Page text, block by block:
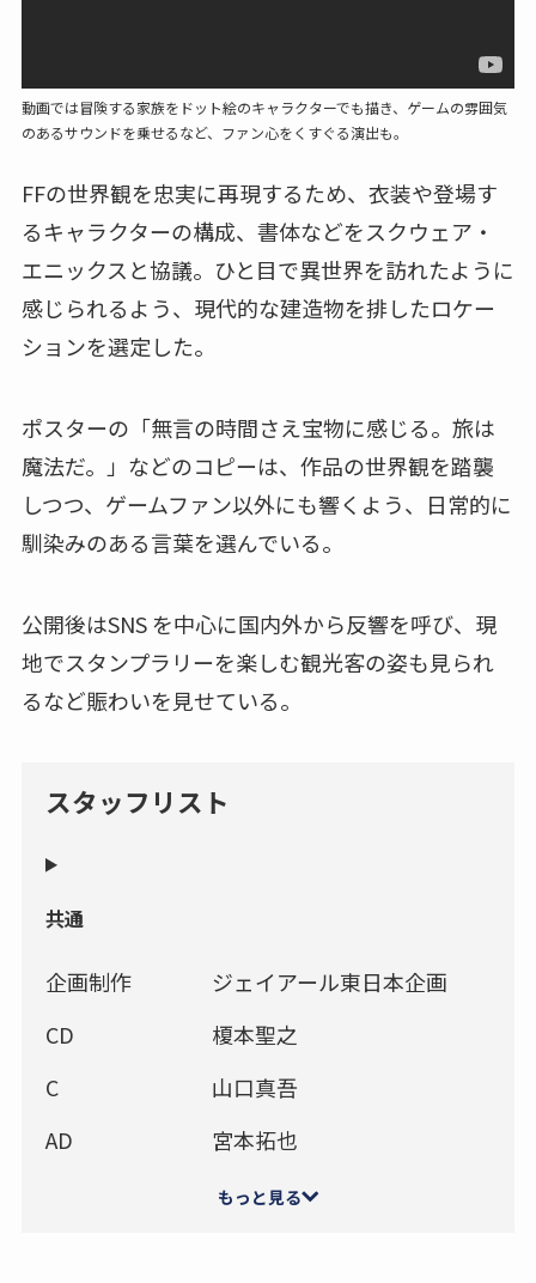
動画では冒険する家族をドット絵のキャラクターでも描き、ゲームの雰囲気
のあるサウンドを乗せるなど、ファン心をくすぐる演出も。
FFの世界観を忠実に再現するため、衣装や登場す
るキャラクターの構成、書体などをスクウェア・
エニックスと協議。ひと目で異世界を訪れたように
感じられるよう、現代的な建造物を排したロケー
ションを選定した。
ポスターの「無言の時間さえ宝物に感じる。旅は
魔法だ。」などのコピーは、作品の世界観を踏襲
しつつ、ゲームファン以外にも響くよう、日常的に
馴染みのある言葉を選んでいる。
公開後はSNS を中心に国内外から反響を呼び、現
地でスタンプラリーを楽しむ観光客の姿も見られ
るなど賑わいを見せている。
スタッフリスト
共通
企画制作
ジェイアール東日本企画
CD
榎本聖之
C
山口真吾
AD
宮本拓也
もっと見る